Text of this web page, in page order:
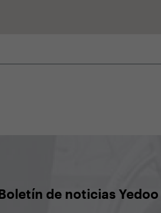
Boletín de noticias Yedoo